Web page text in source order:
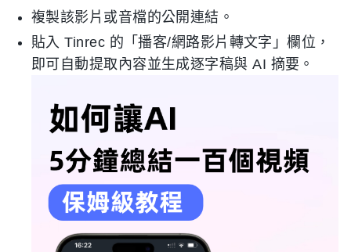
複製該影片或音檔的公開連結。
貼入 Tinrec 的「播客/網路影片轉文字」欄位，
即可自動提取內容並生成逐字稿與 AI 摘要。